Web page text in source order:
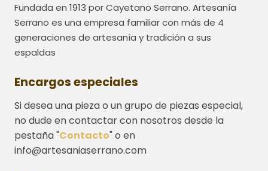
Fundada en 1913 por Cayetano Serrano. Artesanía
Serrano es una empresa familiar con más de 4
generaciones de artesanía y tradición a sus
espaldas
Encargos especiales
Si desea una pieza o un grupo de piezas especial,
no dude en contactar con nosotros desde la
pestaña "Contacto" o en
info@artesaniaserrano.com